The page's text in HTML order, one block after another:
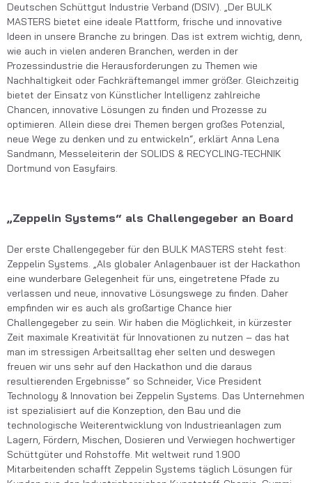
Deutschen Schüttgut Industrie Verband (DSIV). „Der BULK
MASTERS bietet eine ideale Plattform, frische und innovative
Ideen in unsere Branche zu bringen. Das ist extrem wichtig, denn,
wie auch in vielen anderen Branchen, werden in der
Prozessindustrie die Herausforderungen zu Themen wie
Nachhaltigkeit oder Fachkräftemangel immer größer. Gleichzeitig
bietet der Einsatz von Künstlicher Intelligenz zahlreiche
Chancen, innovative Lösungen zu finden und Prozesse zu
optimieren. Allein diese drei Themen bergen großes Potenzial,
neue Wege zu denken und zu entwickeln“, erklärt Anna Lena
Sandmann, Messeleiterin der SOLIDS & RECYCLING-TECHNIK
Dortmund von Easyfairs.
„Zeppelin Systems“ als Challengegeber an Board
Der erste Challengegeber für den BULK MASTERS steht fest:
Zeppelin Systems. „Als globaler Anlagenbauer ist der Hackathon
eine wunderbare Gelegenheit für uns, eingetretene Pfade zu
verlassen und neue, innovative Lösungswege zu finden. Daher
empfinden wir es auch als großartige Chance hier
Challengegeber zu sein. Wir haben die Möglichkeit, in kürzester
Zeit maximale Kreativität für Innovationen zu nutzen – das hat
man im stressigen Arbeitsalltag eher selten und deswegen
freuen wir uns sehr auf den Hackathon und die daraus
resultierenden Ergebnisse“ so Schneider, Vice President
Technology & Innovation bei Zeppelin Systems. Das Unternehmen
ist spezialisiert auf die Konzeption, den Bau und die
technologische Weiterentwicklung von Industrieanlagen zum
Lagern, Fördern, Mischen, Dosieren und Verwiegen hochwertiger
Schüttgüter und Rohstoffe. Mit weltweit rund 1.900
Mitarbeitenden schafft Zeppelin Systems täglich Lösungen für